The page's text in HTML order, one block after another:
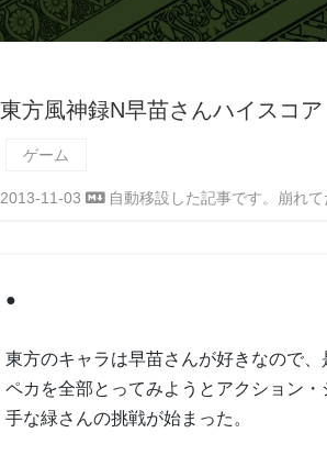
東方風神録N早苗さんハイスコア
ゲーム
2013-11-03 自動移設した記事です。崩れて
●
東方のキャラは早苗さんが好きなので、
ペカを全部とってみようとアクション
手な緑さんの挑戦が始まった。